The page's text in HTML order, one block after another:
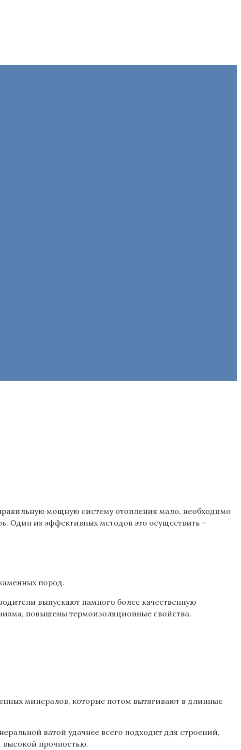
мощную систему отопления мало, необходимо
Один из эффективных методов это осуществить –
пород.
выпускают намного более качественную
повышены термоизоляционные свойства.
минералов, которые потом вытягивают в длинные
ватой удачнее всего подходит для строений,
высокой прочностью.